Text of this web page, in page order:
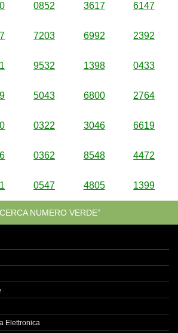
0852 3617 6147
7203 6992 2392
9532 1398 0433
5043 6800 2764
0322 3046 6619
0362 8548 4472
0547 4805 1399
NUMERO VERDE”
Elettronica